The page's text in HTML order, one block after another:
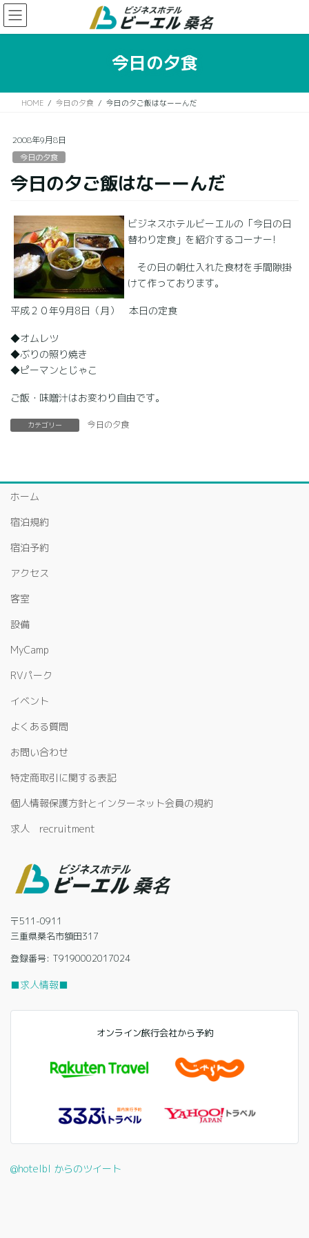
コ
ン
テ
移
ナ
ビ
ゲ
ン
今日の夕食
HOME 今日の夕食 今日の夕ご飯はなーーんだ
2008年9月8日
今日の夕食
今日の夕ご飯はなーーんだ
ビジネスホテルビーエルの「今日の日
替わり定食」を紹介するコーナー!
その日の朝仕入れた食材を手間隙掛
けて作っております。
平成２０年9月8日（月） 本日の定食
◆オムレツ
◆ぶりの照り焼き
◆ピーマンとじゃこ
ご飯・味噌汁はお変わり自由です。
カテゴリー 今日の夕食
ホーム
宿泊規約
宿泊予約
アクセス
客室
設備
MyCamp
RVパーク
イベント
よくある質問
お問い合わせ
特定商取引に関する表記
個人情報保護方針とインターネット会員の規約
求人 recruitment
〒511-0911
三重県桑名市額田317
登録番号: T9190002017024
■求人情報■
オンライン旅行会社から予約
@hotelbl からのツイート